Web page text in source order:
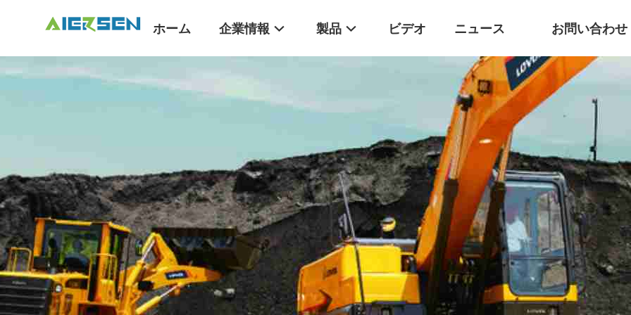
ホーム 企業情報 製品 ビデオ ニュース お問い合わせ